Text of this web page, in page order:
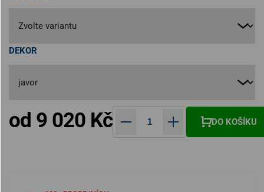
DEKOR
od 9 020 Kč DO KOŠÍKU